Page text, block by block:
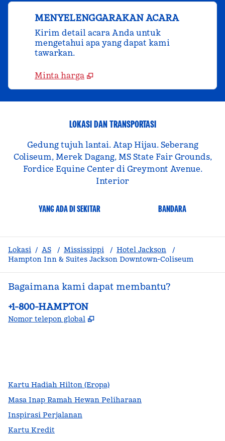
MENYELENGGARAKAN ACARA
Kirim detail acara Anda untuk
mengetahui apa yang dapat kami
tawarkan.
Minta harga
LOKASI DAN TRANSPORTASI
Gedung tujuh lantai. Atap Hijau. Seberang
Coliseum, Merek Dagang, MS State Fair Grounds,
Fordice Equine Center di Greymont Avenue.
Interior
YANG ADA DI SEKITAR BANDARA
Lokasi / AS / Mississippi / Hotel Jackson
/
Hampton Inn & Suites Jackson Downtown-Coliseum
Bagaimana kami dapat membantu?
Telepon:
+1-800-HAMPTON
Nomor telepon global ,
Kartu Hadiah Hilton (Eropa)
Masa Inap Ramah Hewan Peliharaan
Inspirasi Perjalanan
Kartu Kredit